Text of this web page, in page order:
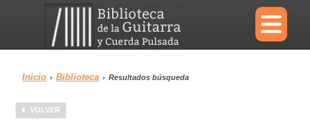
×
Menu
Inicio › Biblioteca › Resultados búsqueda
VOLVER